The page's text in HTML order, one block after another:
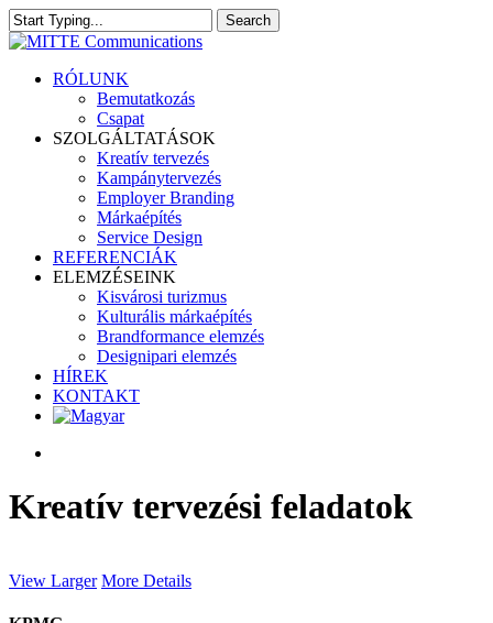
Skip
to
content
Search
Close
search
Menu
RÓLUNK
Bemutatkozás
Csapat
SZOLGÁLTATÁSOK
Kreatív tervezés
Kampánytervezés
Employer Branding
Márkaépítés
Service Design
REFERENCIÁK
ELEMZÉSEINK
Kisvárosi turizmus
Kulturális márkaépítés
Brandformance elemzés
Designipari elemzés
HÍREK
KONTAKT
Kreatív tervezési feladatok
View Larger More Details